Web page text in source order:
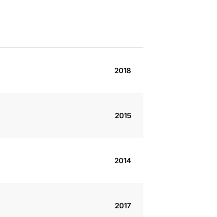
2018
2015
2014
2017